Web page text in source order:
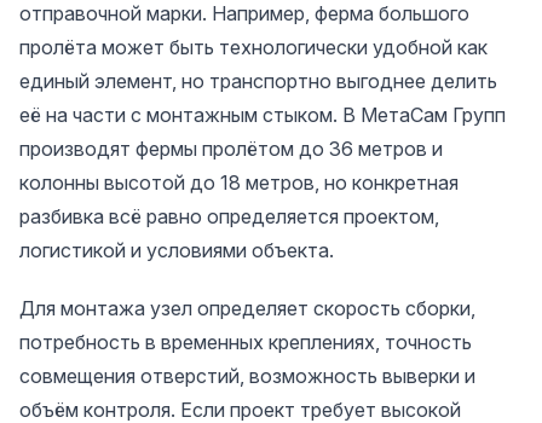
отправочной марки. Например, ферма большого
пролёта может быть технологически удобной как
единый элемент, но транспортно выгоднее делить
её на части с монтажным стыком. В МетаСам Групп
производят фермы пролётом до 36 метров и
колонны высотой до 18 метров, но конкретная
разбивка всё равно определяется проектом,
логистикой и условиями объекта.
Для монтажа узел определяет скорость сборки,
потребность в временных креплениях, точность
совмещения отверстий, возможность выверки и
объём контроля. Если проект требует высокой